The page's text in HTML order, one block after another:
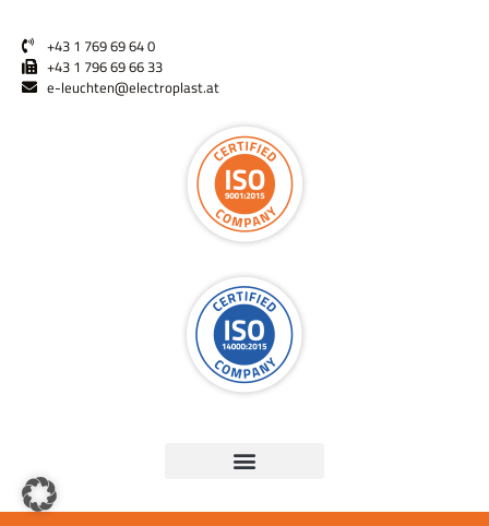
+43 1 769 69 64 0
+43 1 796 69 66 33
e-leuchten@electroplast.at